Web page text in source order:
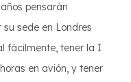
pensarán
sede en Londres
fácilmente, tener la I
en avión, y tener